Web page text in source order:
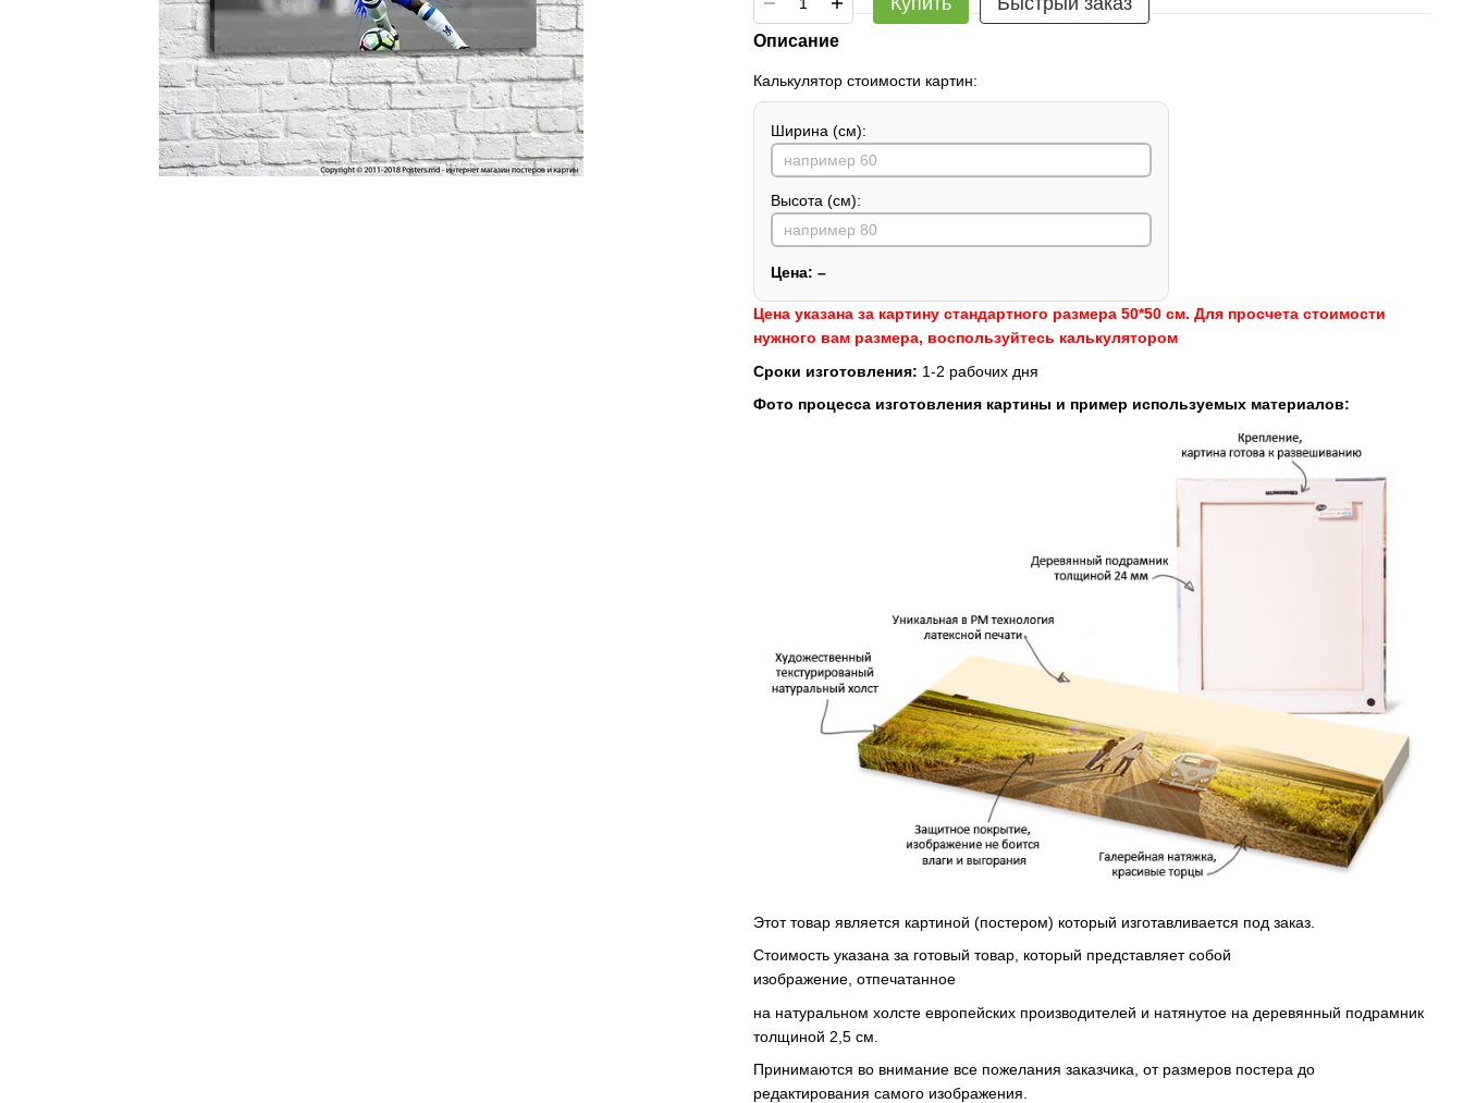
Описание
Калькулятор стоимости картин:
Ширина (см):
Высота (см):
Цена: –
Цена указана за картину стандартного размера 50*50 см. Для просчета стоимости
нужного вам размера, воспользуйтесь калькулятором
Сроки изготовления: 1-2 рабочих дня
Фото процесса изготовления картины и пример используемых материалов:
Этот товар является картиной (постером) который изготавливается под заказ.
Стоимость указана за готовый товар, который представляет собой
изображение, отпечатанное
на натуральном холсте европейских производителей и натянутое на деревянный подрамник
толщиной 2,5 см.
Принимаются во внимание все пожелания заказчика, от размеров постера до
редактирования самого изображения.